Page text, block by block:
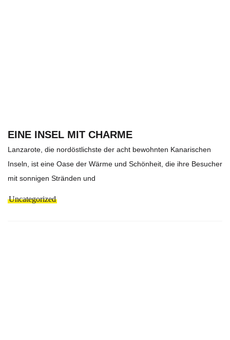
EINE INSEL MIT CHARME
Lanzarote, die nordöstlichste der acht bewohnten Kanarischen
Inseln, ist eine Oase der Wärme und Schönheit, die ihre Besucher
mit sonnigen Stränden und
Uncategorized